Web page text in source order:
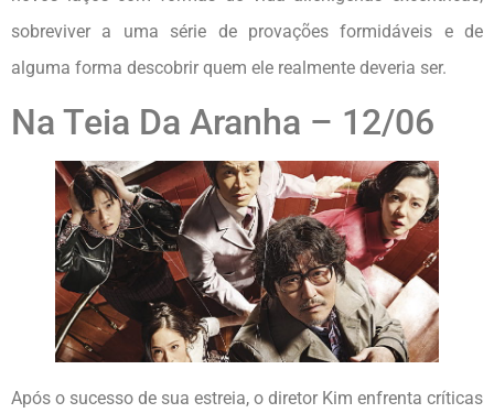
sobreviver a uma série de provações formidáveis ​​e de
alguma forma descobrir quem ele realmente deveria ser.
Na Teia Da Aranha – 12/06
Após o sucesso de sua estreia, o diretor Kim enfrenta críticas